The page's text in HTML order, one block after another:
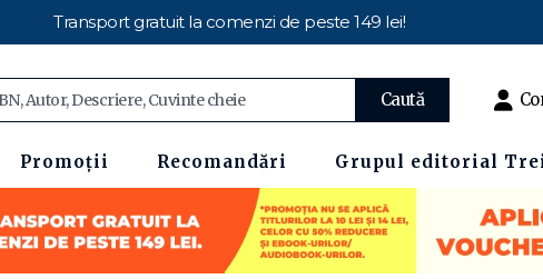
Transport gratuit la comenzi de peste 149 lei!
Caută
Promoții Recomandări Grupul editorial